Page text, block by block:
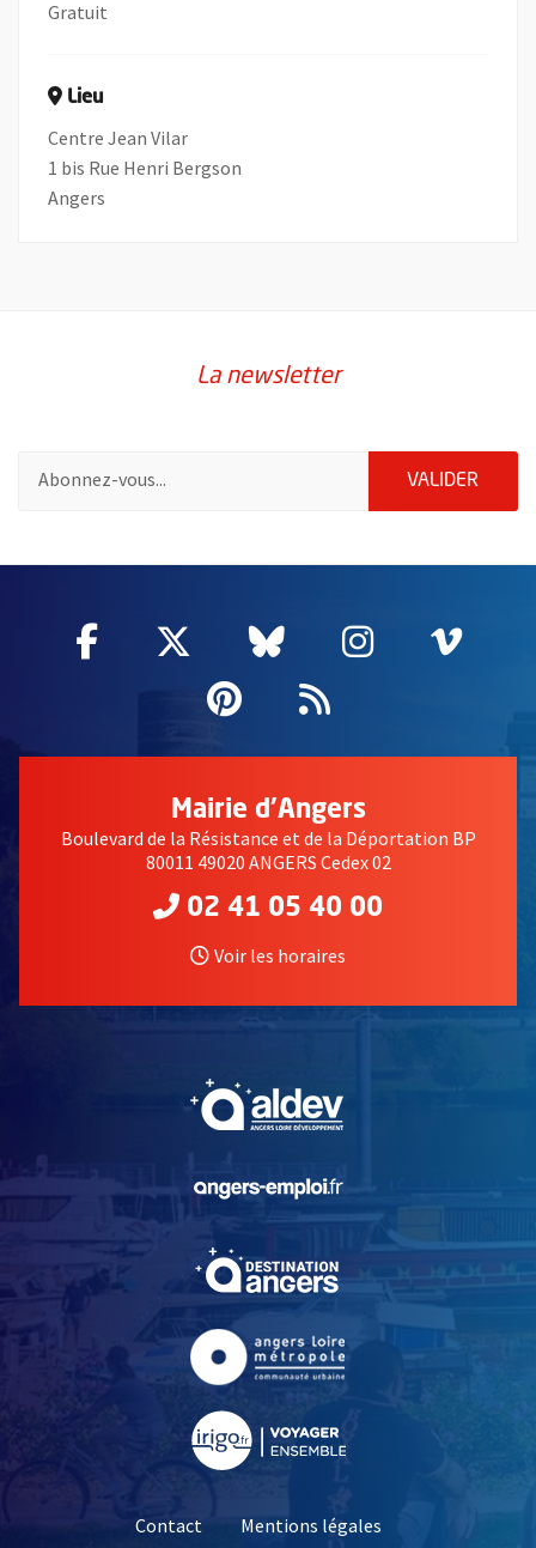
Gratuit
Lieu
Centre Jean Vilar
1 bis Rue Henri Bergson
Angers
La newsletter
VALIDER
Facebook
, Ouvre une nouvelle fenêtre
Twitter
, Ouvre une nouvelle
Bluesky
, Ouvre une
Instagram
, Ouvre
,
Pinterest
, Ouvre une
Flux RSS
Mairie d'Angers
Boulevard de la Résistance et de la Déportation BP
80011 49020 ANGERS Cedex 02
02 41 05 40 00
Voir les horaires
, Ouvre une nouvelle
, Ouvre une nouvelle
Contact Mentions légales